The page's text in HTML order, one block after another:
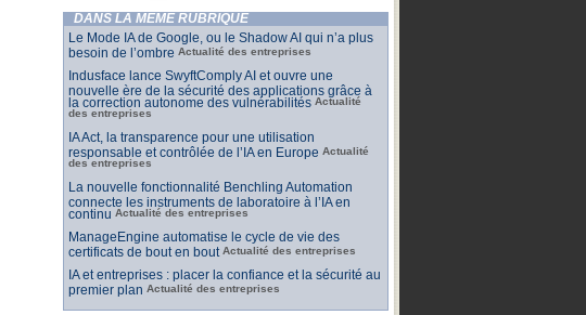
DANS LA MÊME RUBRIQUE
Le Mode IA de Google, ou le Shadow AI qui n’a plus
besoin de l’ombre Actualité des entreprises
Indusface lance SwyftComply AI et ouvre une
nouvelle ère de la sécurité des applications grâce à
la correction autonome des vulnérabilités Actualité
des entreprises
IA Act, la transparence pour une utilisation
responsable et contrôlée de l’IA en Europe Actualité
des entreprises
La nouvelle fonctionnalité Benchling Automation
connecte les instruments de laboratoire à l’IA en
continu Actualité des entreprises
ManageEngine automatise le cycle de vie des
certificats de bout en bout Actualité des entreprises
IA et entreprises : placer la confiance et la sécurité au
premier plan Actualité des entreprises